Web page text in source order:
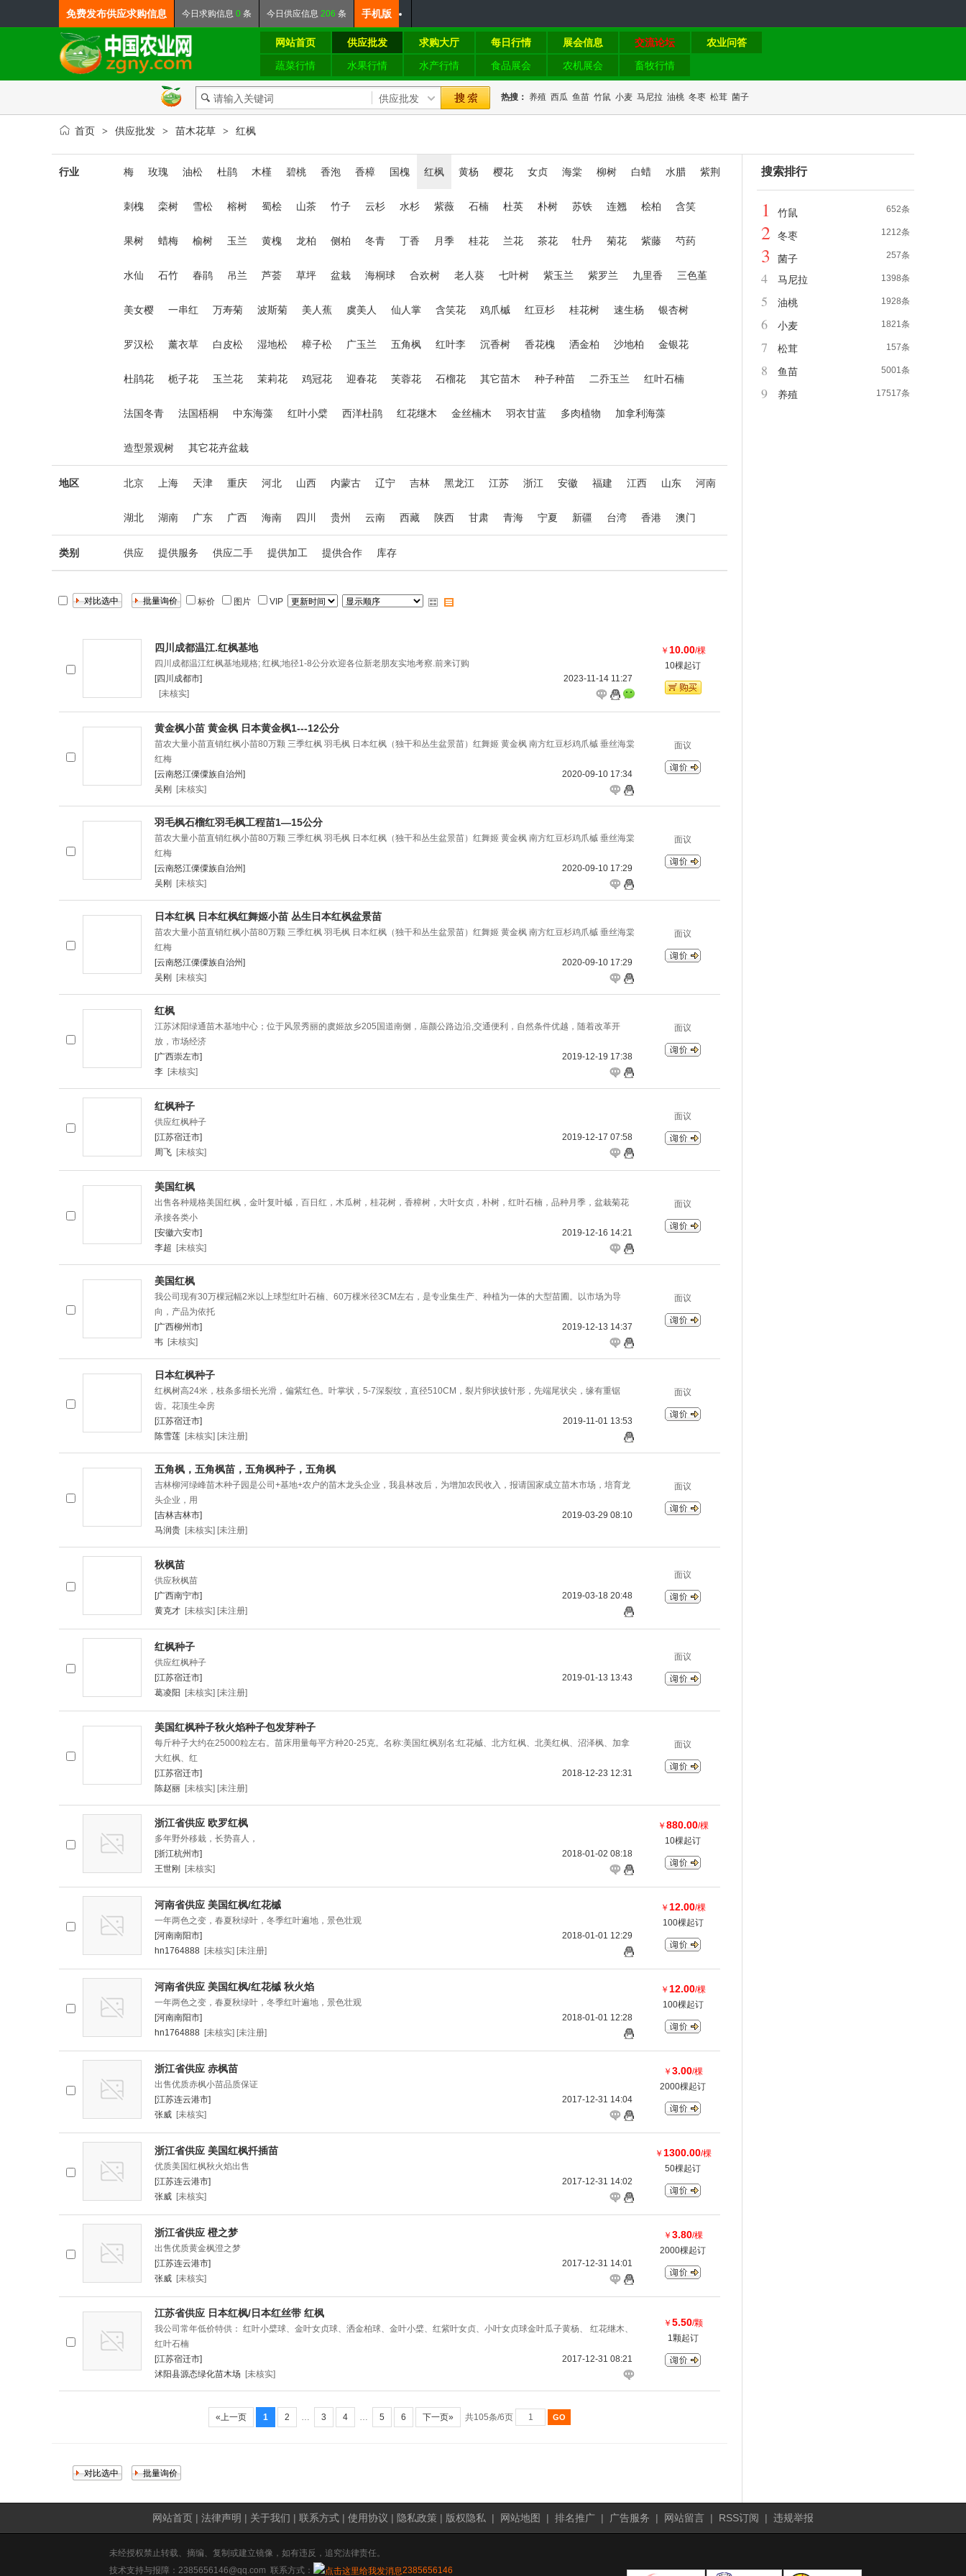
免费发布供应求购信息 今日 求购信息 0 条 今日 供应信息 206 条 手机版
网站首页 供应批发 求购大厅 每日行情 展会信息 交流论坛
农业问答
蔬菜行情
水果行情 水产行情 食品展会 农机展会 畜牧行情
热搜： 养殖 西瓜 鱼苗 竹鼠 小麦 马尼拉 油桃 冬枣 松茸 菌子
首页 > 供应批发 > 苗木花草 > 红枫
行业 梅 玫瑰 油松 杜鹃 木槿 碧桃 香泡 香樟 国槐 红枫 黄杨 樱花 女贞 海棠 柳树 白蜡 水腊 紫荆
刺槐 栾树 雪松 榕树 蜀桧 山茶 竹子 云杉 水杉 紫薇 石楠 杜英 朴树 苏铁 连翘 桧柏 含笑
果树 蜡梅 榆树 玉兰 黄槐 龙柏 侧柏 冬青 丁香 月季 桂花 兰花 茶花 牡丹 菊花 紫藤 芍药
水仙 石竹 春鹃 吊兰 芦荟 草坪 盆栽 海桐球 合欢树 老人葵 七叶树 紫玉兰 紫罗兰 九里香 三色堇
美女樱 一串红 万寿菊 波斯菊 美人蕉 虞美人 仙人掌 含笑花 鸡爪槭 红豆杉 桂花树 速生杨 银杏树
罗汉松 薰衣草 白皮松 湿地松 樟子松 广玉兰 五角枫 红叶李 沉香树 香花槐 洒金柏 沙地柏 金银花
杜鹃花 栀子花 玉兰花 茉莉花 鸡冠花 迎春花 芙蓉花 石榴花 其它苗木 种子种苗 二乔玉兰 红叶石楠
法国冬青 法国梧桐 中东海藻 红叶小檗 西洋杜鹃 红花继木 金丝楠木 羽衣甘蓝 多肉植物 加拿利海藻
造型景观树 其它花卉盆栽
地区 北京 上海 天津 重庆 河北 山西 内蒙古 辽宁 吉林 黑龙江 江苏 浙江 安徽 福建 江西 山东 河南
湖北 湖南 广东 广西 海南 四川 贵州 云南 西藏 陕西 甘肃 青海 宁夏 新疆 台湾 香港 澳门
类别 供应 提供服务 供应二手 提供加工 提供合作 库存
标价 图片 VIP
四川成都温江.红枫基地
四川成都温江红枫基地规格; 红枫;地径1-8公分欢迎各位新老朋友实地考察.前来订购
2023-11-14 11:27
[四川成都市]
[未核实]
￥ 10.00/棵
10棵起订
黄金枫小苗 黄金枫 日本黄金枫1---12公分
苗农大量小苗直销红枫小苗80万颗 三季红枫 羽毛枫 日本红枫（独干和丛生盆景苗）红舞姬 黄金枫 南方红豆杉鸡爪槭 垂丝海棠
红梅
2020-09-10 17:34
[云南怒江傈僳族自治州]
吴刚
[未核实]
面议
羽毛枫石榴红羽毛枫工程苗1—15公分
苗农大量小苗直销红枫小苗80万颗 三季红枫 羽毛枫 日本红枫（独干和丛生盆景苗）红舞姬 黄金枫 南方红豆杉鸡爪槭 垂丝海棠
红梅
2020-09-10 17:29
[云南怒江傈僳族自治州]
吴刚
[未核实]
面议
日本红枫 日本红枫红舞姬小苗 丛生日本红枫盆景苗
苗农大量小苗直销红枫小苗80万颗 三季红枫 羽毛枫 日本红枫（独干和丛生盆景苗）红舞姬 黄金枫 南方红豆杉鸡爪槭 垂丝海棠
红梅
2020-09-10 17:29
[云南怒江傈僳族自治州]
吴刚
[未核实]
面议
红枫
江苏沭阳绿通苗木基地中心；位于风景秀丽的虞姬故乡205国道南侧，庙颜公路边沿,交通便利，自然条件优越，随着改革开
放，市场经济
2019-12-19 17:38
[广西崇左市]
李 [未核实]
面议
红枫种子
供应红枫种子
2019-12-17 07:58
[江苏宿迁市]
周飞 [未核实]
面议
美国红枫
出售各种规格美国红枫，金叶复叶槭，百日红，木瓜树，桂花树，香樟树，大叶女贞，朴树，红叶石楠，品种月季，盆栽菊花
承接各类小
2019-12-16 14:21
[安徽六安市]
李超
[未核实]
面议
美国红枫
我公司现有30万棵冠幅2米以上球型红叶石楠、60万棵米径3CM左右，是专业集生产、种植为一体的大型苗圃。以市场为导
向，产品为依托
2019-12-13 14:37
[广西柳州市]
韦 [未核实]
面议
日本红枫种子
红枫树高24米，枝条多细长光滑，偏紫红色。叶掌状，5-7深裂纹，直径510CM，裂片卵状披针形，先端尾状尖，缘有重锯
齿。花顶生伞房
2019-11-01 13:53
[江苏宿迁市]
陈雪莲 [未核实] [未注册]
面议
五角枫，五角枫苗，五角枫种子，五角枫
吉林柳河绿峰苗木种子园是公司+基地+农户的苗木龙头企业，我县林改后，为增加农民收入，报请国家成立苗木市场，培育龙
头企业，用
2019-03-29 08:10
[吉林吉林市]
马润贵 [未核实] [未注册]
面议
秋枫苗
供应秋枫苗
2019-03-18 20:48
[广西南宁市]
黄克才 [未核实] [未注册]
面议
红枫种子
供应红枫种子
2019-01-13 13:43
[江苏宿迁市]
葛凌阳
[未核实] [未注册]
面议
美国红枫种子秋火焰种子包发芽种子
每斤种子大约在25000粒左右。苗床用量每平方种20-25克。名称:美国红枫别名:红花槭、北方红枫、北美红枫、沼泽枫、加拿
大红枫、红
2018-12-23 12:31
[江苏宿迁市]
陈赵丽 [未核实] [未注册]
面议
浙江省供应 欧罗红枫
多年野外移栽，长势喜人，
2018-01-02 08:18
[浙江杭州市]
王世刚
[未核实]
￥ 880.00/棵
10棵起订
河南省供应 美国红枫/红花槭
一年两色之变，春夏秋绿叶，冬季红叶遍地，景色壮观
2018-01-01 12:29
[河南南阳市]
hn1764888 [未核实] [未注册]
￥ 12.00/棵
100棵起订
河南省供应 美国红枫/红花槭 秋火焰
一年两色之变，春夏秋绿叶，冬季红叶遍地，景色壮观
2018-01-01 12:28
[河南南阳市]
hn1764888 [未核实] [未注册]
￥ 12.00/棵
100棵起订
浙江省供应 赤枫苗
出售优质赤枫小苗品质保证
2017-12-31 14:04
[江苏连云港市]
张威 [未核实]
￥ 3.00/棵
2000棵起订
浙江省供应 美国红枫扦插苗
优质美国红枫秋火焰出售
2017-12-31 14:02
[江苏连云港市]
张威 [未核实]
￥ 1300.00/棵
50棵起订
浙江省供应 橙之梦
出售优质黄金枫澄之梦
2017-12-31 14:01
[江苏连云港市]
张威 [未核实]
￥ 3.80/棵
2000棵起订
江苏省供应 日本红枫/日本红丝带 红枫
我公司常年低价特供： 红叶小檗球、金叶女贞球、洒金柏球、金叶小檗、红紫叶女贞、小叶女贞球金叶瓜子黄杨、 红花继木、
红叶石楠
2017-12-31 08:21
[江苏宿迁市]
沭阳县源态绿化苗木场
[未核实]
￥ 5.50/颗
1颗起订
«上一页 1 2 … 3 4 … 5 6 下一页» 共105条/6页
搜索排行
652条
1 竹鼠
1212条
2 冬枣
257条
3 菌子
1398条
4 马尼拉
1928条
5 油桃
1821条
6 小麦
157条
7 松茸
5001条
8 鱼苗
17517条
9 养殖
网站首页 | 法律声明 | 关于我们 | 联系方式 | 使用协议 | 隐私政策 | 版权隐私 | 网站地图 | 排名推广 | 广告服务 | 网站留言 | RSS订阅 | 违规举报
未经授权禁止转载、摘编、复制或建立镜像，如有违反，追究法律责任。
技术支持与报障：2385656146@qq.com 联系方式：
2385656146